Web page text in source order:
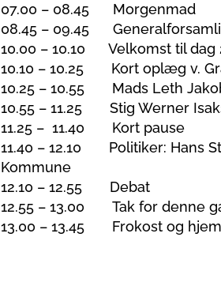
07.00 – 08.45 Morgenmad
08.45 – 09.45
10.00 – 10.10 Velkomst til dag
10.10 – 10.25 Kort oplæg v.
10.25 – 10.55 Mads Leth
10.55 – 11.25 Stig Werner
11.25 – 11.40 Kort pause
11.40 – 12.10 Politiker: Hans
Kommune
12.10 – 12.55 Debat
12.55 – 13.00 Tak for denne
13.00 – 13.45 Frokost og